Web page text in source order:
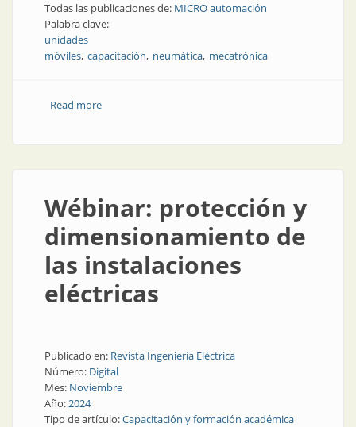
Todas las publicaciones de: MICRO automación
Palabra clave:
unidades
móviles capacitación neumática mecatrónica
Read moreabout Todo para aprender, practicar y aplicar
Wébinar: protección y
dimensionamiento de
las instalaciones
eléctricas
Publicado en: Revista Ingeniería Eléctrica
Número: Digital
Mes: Noviembre
Año:2024
Tipo de artículo:Capacitación y formación académica